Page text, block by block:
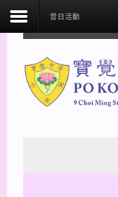
昔日活動